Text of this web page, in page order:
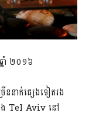
ាំ ២០១៦
នាក់ផ្សេងទៀតរង
ង Tel Aviv នៅ